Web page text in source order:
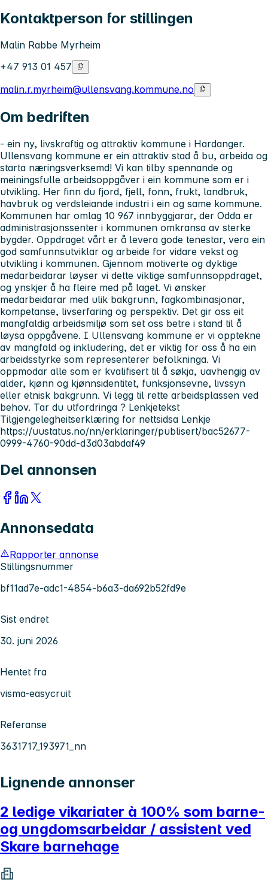
Kontaktperson for stillingen
Malin Rabbe Myrheim
+47 913 01 457
malin.r.myrheim@ullensvang.kommune.no
Om bedriften
- ein ny, livskraftig og attraktiv kommune i Hardanger.
Ullensvang kommune er ein attraktiv stad å bu, arbeida og
starta næringsverksemd! Vi kan tilby spennande og
meiningsfulle arbeidsoppgåver i ein kommune som er i
utvikling. Her finn du fjord, fjell, fonn, frukt, landbruk,
havbruk og verdsleiande industri i ein og same kommune.
Kommunen har omlag 10 967 innbyggjarar, der Odda er
administrasjonssenter i kommunen omkransa av sterke
bygder. Oppdraget vårt er å levera gode tenestar, vera ein
god samfunnsutviklar og arbeide for vidare vekst og
utvikling i kommunen. Gjennom motiverte og dyktige
medarbeidarar løyser vi dette viktige samfunnsoppdraget,
og ynskjer å ha fleire med på laget. Vi ønsker
medarbeidarar med ulik bakgrunn, fagkombinasjonar,
kompetanse, livserfaring og perspektiv. Det gir oss eit
mangfaldig arbeidsmiljø som set oss betre i stand til å
løysa oppgåvene. I Ullensvang kommune er vi opptekne
av mangfald og inkludering, det er viktig for oss å ha ein
arbeidsstyrke som representerer befolkninga. Vi
oppmodar alle som er kvalifisert til å søkja, uavhengig av
alder, kjønn og kjønnsidentitet, funksjonsevne, livssyn
eller etnisk bakgrunn. Vi legg til rette arbeidsplassen ved
behov. Tar du utfordringa ? Lenkjetekst
Tilgjengelegheitserklæring for nettsidsa Lenkje
https://uustatus.no/nn/erklaringer/publisert/bac52677-
0999-4760-90dd-d3d03abdaf49
Del annonsen
Annonsedata
Rapporter annonse
Stillingsnummer
bf11ad7e-adc1-4854-b6a3-da692b52fd9e
Sist endret
30. juni 2026
Hentet fra
visma-easycruit
Referanse
3631717_193971_nn
Lignende annonser
2 ledige vikariater à 100% som barne-
og ungdomsarbeidar / assistent ved
Skare barnehage